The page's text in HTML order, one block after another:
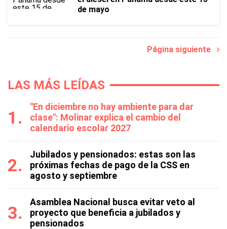
de mayo
Página siguiente
LAS MÁS LEÍDAS
"En diciembre no hay ambiente para dar
clase": Molinar explica el cambio del
calendario escolar 2027
Jubilados y pensionados: estas son las
próximas fechas de pago de la CSS en
agosto y septiembre
Asamblea Nacional busca evitar veto al
proyecto que beneficia a jubilados y
pensionados